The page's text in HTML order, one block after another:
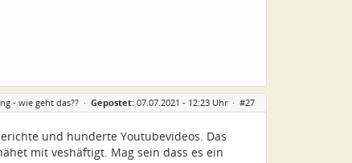
- wie geht das?? · Gepostet: 07.07.2021 - 12:23 Uhr · #27
und hunderte Youtubevideos. Das
mit veshäftigt. Mag sein dass es ein